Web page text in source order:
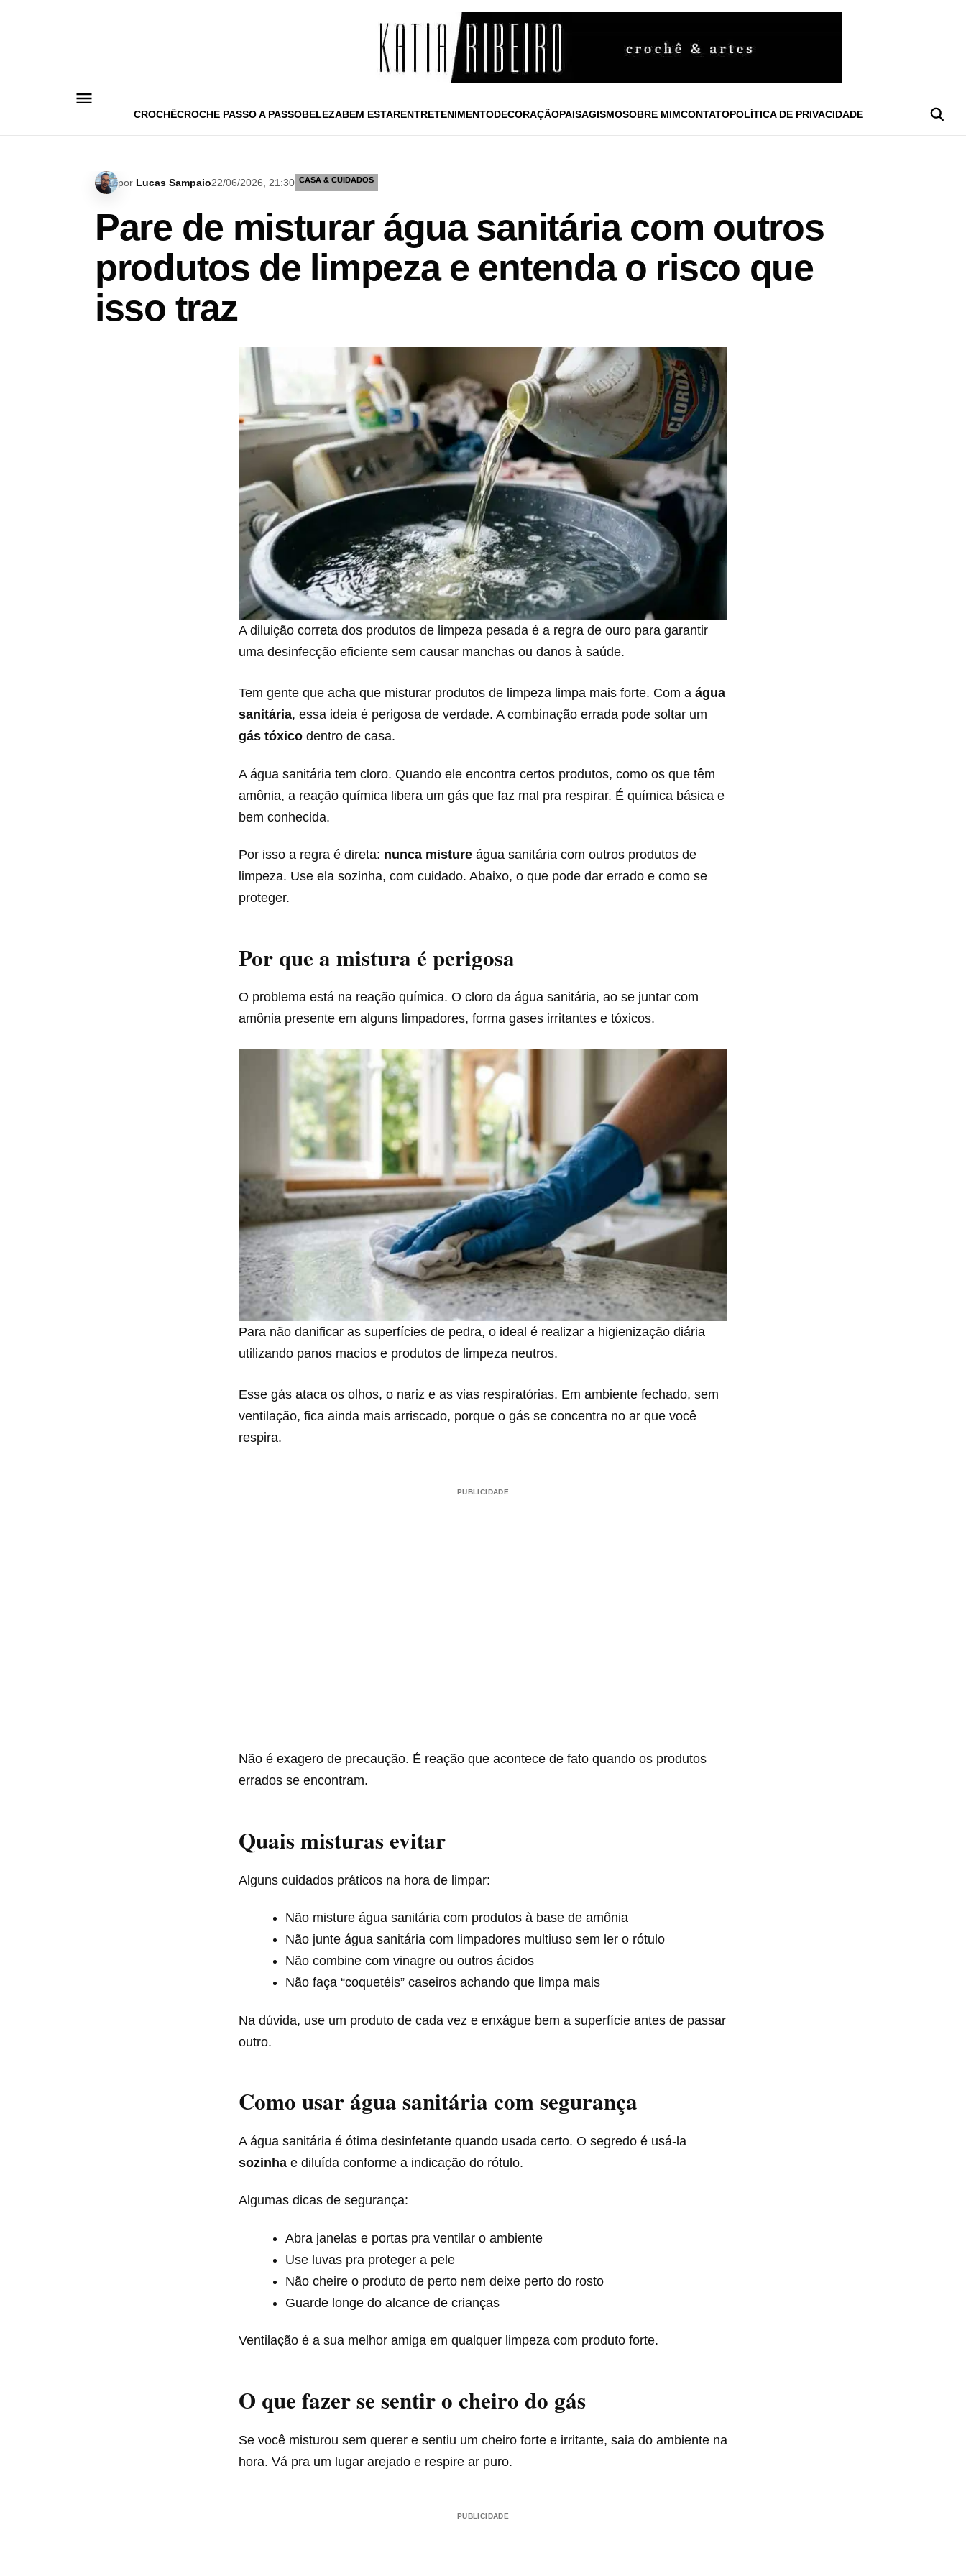
CROCHÊCROCHE PASSO A PASSOBELEZABEM ESTARENTRETENIMENTODECORAÇÃOPAISAGISMOSOBRE MIMCONTATOPOLÍTICA DE PRIVACIDADE
por Lucas Sampaio22/06/2026, 21:30 CASA & CUIDADOS
Pare de misturar água sanitária com outros
produtos de limpeza e entenda o risco que
isso traz
A diluição correta dos produtos de limpeza pesada é a regra de ouro para garantir
uma desinfecção eficiente sem causar manchas ou danos à saúde.
Tem gente que acha que misturar produtos de limpeza limpa mais forte. Com a água
sanitária, essa ideia é perigosa de verdade. A combinação errada pode soltar um
gás tóxico dentro de casa.
A água sanitária tem cloro. Quando ele encontra certos produtos, como os que têm
amônia, a reação química libera um gás que faz mal pra respirar. É química básica e
bem conhecida.
Por isso a regra é direta: nunca misture água sanitária com outros produtos de
limpeza. Use ela sozinha, com cuidado. Abaixo, o que pode dar errado e como se
proteger.
Por que a mistura é perigosa
O problema está na reação química. O cloro da água sanitária, ao se juntar com
amônia presente em alguns limpadores, forma gases irritantes e tóxicos.
Para não danificar as superfícies de pedra, o ideal é realizar a higienização diária
utilizando panos macios e produtos de limpeza neutros.
Esse gás ataca os olhos, o nariz e as vias respiratórias. Em ambiente fechado, sem
ventilação, fica ainda mais arriscado, porque o gás se concentra no ar que você
respira.
PUBLICIDADE
Não é exagero de precaução. É reação que acontece de fato quando os produtos
errados se encontram.
Quais misturas evitar
Alguns cuidados práticos na hora de limpar:
Não misture água sanitária com produtos à base de amônia
Não junte água sanitária com limpadores multiuso sem ler o rótulo
Não combine com vinagre ou outros ácidos
Não faça “coquetéis” caseiros achando que limpa mais
Na dúvida, use um produto de cada vez e enxágue bem a superfície antes de passar
outro.
Como usar água sanitária com segurança
A água sanitária é ótima desinfetante quando usada certo. O segredo é usá-la
sozinha e diluída conforme a indicação do rótulo.
Algumas dicas de segurança:
Abra janelas e portas pra ventilar o ambiente
Use luvas pra proteger a pele
Não cheire o produto de perto nem deixe perto do rosto
Guarde longe do alcance de crianças
Ventilação é a sua melhor amiga em qualquer limpeza com produto forte.
O que fazer se sentir o cheiro do gás
Se você misturou sem querer e sentiu um cheiro forte e irritante, saia do ambiente na
hora. Vá pra um lugar arejado e respire ar puro.
PUBLICIDADE